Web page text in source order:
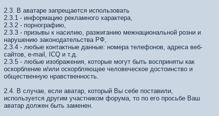
2.3. В аватаре запрещается использовать
2.3.1 - информацию рекламного характера,
2.3.2 - порнографию,
2.3.3 - призывы к насилию, разжиганию межнациональной розни и
нарушению законодательства РФ,
2.3.4 - любые контактные данные: номера телефонов, адреса веб-
сайтов, e-mail, ICQ и т.д.
2.3.5 - любые изображения, которые могут быть восприняты как
оскорбление и/или оскорбляющее человеческое достоинство и
общественную нравственность.
2.4. В случае, если аватар, который Вы себе поставили,
используется другим участником форума, то по его просьбе Ваш
аватар должен быть заменен.